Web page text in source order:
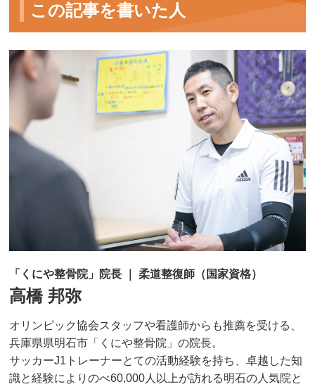
この記事を書いた人
「くにや整骨院」院長 ｜ 柔道整復師（国家資格）
高橋 邦弥
オリンピック協会スタッフや看護師からも推薦を受ける、
兵庫県県明石市「くにや整骨院」の院長。
サッカーJ1トレーナーとての活動経験を持ち、卓越した知
識と経験によりのべ60,000人以上が訪れる明石の人気院と